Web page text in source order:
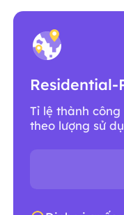
Residential-
Tỉ lệ thành công
theo lượng sử